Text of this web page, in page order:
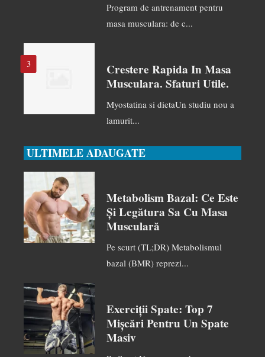
Program de antrenament pentru
masa musculara: de c...
3
Crestere Rapida In Masa
Musculara. Sfaturi Utile.
Myostatina si dietaUn studiu nou a
lamurit...
ULTIMELE ADAUGATE
Metabolism Bazal: Ce Este
Și Legătura Sa Cu Masa
Musculară
Pe scurt (TL;DR) Metabolismul
bazal (BMR) reprezi...
Exerciții Spate: Top 7
Mișcări Pentru Un Spate
Masiv